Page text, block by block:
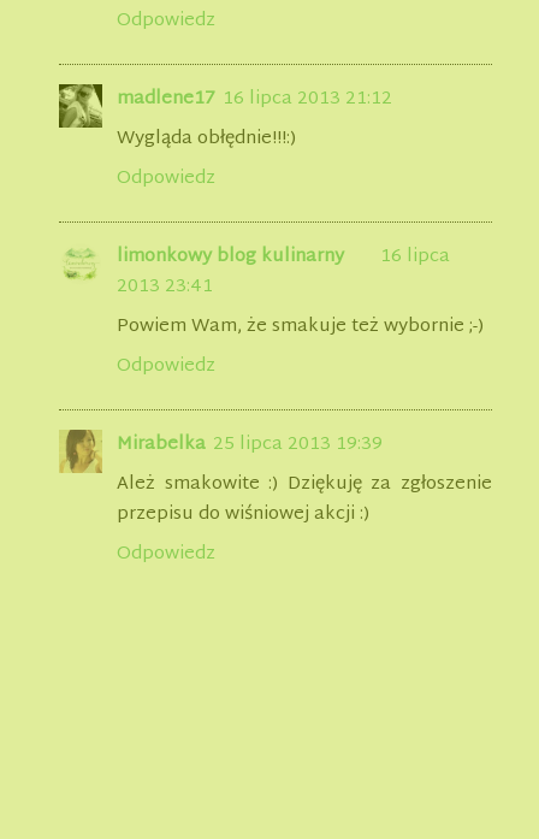
Odpowiedz
madlene17 16 lipca 2013 21:12
Wygląda obłędnie!!!:)
Odpowiedz
limonkowy blog kulinarny
16 lipca
2013 23:41
Powiem Wam, że smakuje też wybornie ;-)
Odpowiedz
Mirabelka 25 lipca 2013 19:39
Ależ smakowite :) Dziękuję za zgłoszenie
przepisu do wiśniowej akcji :)
Odpowiedz